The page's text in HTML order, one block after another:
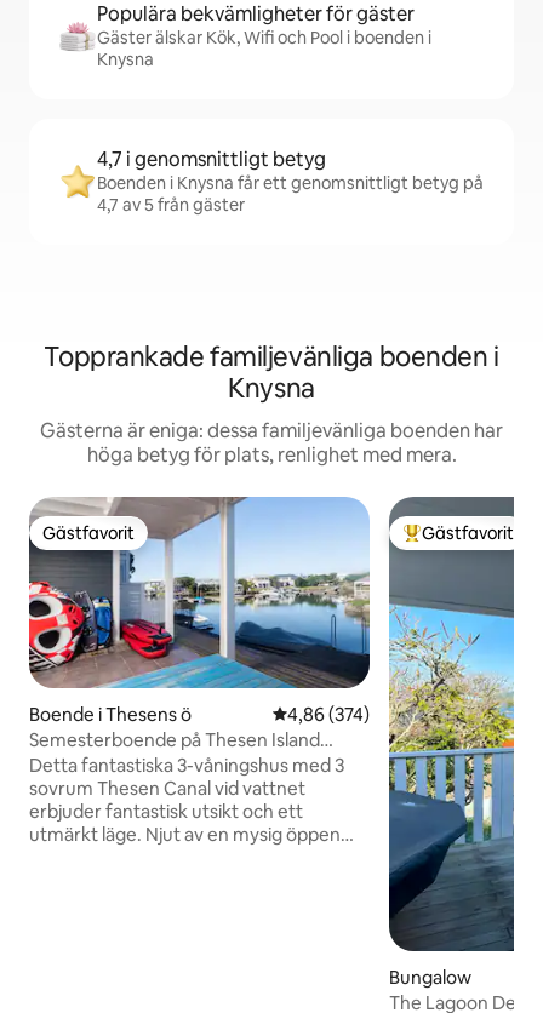
Populära bekvämligheter för gäster
Gäster älskar Kök, Wifi och Pool i boenden i
Knysna
4,7 i genomsnittligt betyg
Boenden i Knysna får ett genomsnittligt betyg på
4,7 av 5 från gäster
Topprankade familjevänliga boenden i
Knysna
Gästerna är eniga: dessa familjevänliga boenden har
höga betyg för plats, renlighet med mera.
Gästfavorit
Gästfavorit
Boende i Thesens ö 4,86 av 5 i genomsnittligt
4,86 (374)
Semesterboende på Thesen Island
Canals Knysna
Detta fantastiska 3-våningshus med 3
sovrum Thesen Canal vid vattnet
erbjuder fantastisk utsikt och ett
utmärkt läge. Njut av en mysig öppen
Populär
Gästfavorit
Bungalow
The Lagoon Deck